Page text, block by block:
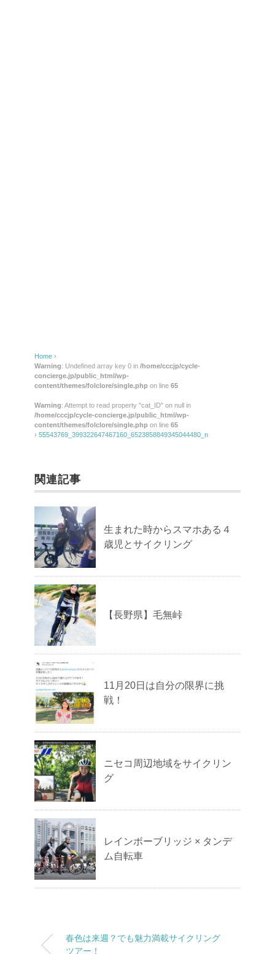
Home ›
Warning: Undefined array key 0 in /home/cccjp/cycle-
concierge.jp/public_html/wp-
content/themes/folclore/single.php on line 65
Warning: Attempt to read property "cat_ID" on null in
/home/cccjp/cycle-concierge.jp/public_html/wp-
content/themes/folclore/single.php on line 65
› 55543769_399322647467160_6523858849345044480_n
関連記事
生まれた時からスマホある４
歳児とサイクリング
【長野県】毛無峠
11月20日は自分の限界に挑
戦！
ニセコ周辺地域をサイクリン
グ
レインボーブリッジ × タンデ
ム自転車
春色は来週？でも魅力満載サイクリング
ツアー！